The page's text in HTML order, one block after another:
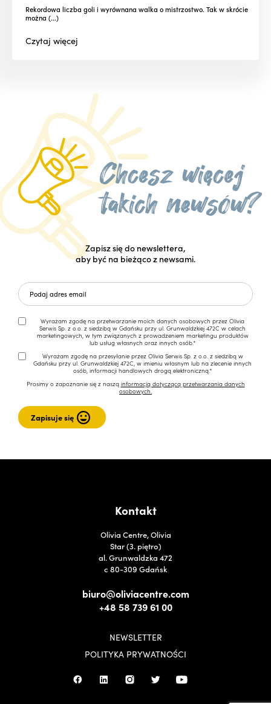
Rekordowa liczba goli i wyrównana walka o mistrzostwo. Tak w skrócie
można (...)
Czytajwięcej
Zapisz się do newslettera,
aby być na bieżąco z newsami.
Wyrażam zgodę na przetwarzanie moich danych osobowych przez Olivia
Serwis Sp. z o.o. z siedzibą w Gdańsku przy ul. Grunwaldzkiej 472C w celach
marketingowych, w tym związanych z prowadzeniem marketingu produktów
lub usług własnych oraz innych osób.*
Wyrażam zgodę na przesyłanie przez Olivia Serwis Sp. z o.o. z siedzibą w
Gdańsku przy ul. Grunwaldzkiej 472C, w imieniu własnym lub na zlecenie innych
osób, informacji handlowych drogą elektroniczną.*
Prosimy o zapoznanie się z naszą informacją dotyczącą przetwarzania danych
osobowych.
Kontakt
Olivia Centre, Olivia
Star (3. piętro)
al. Grunwaldzka 472
c 80-309 Gdańsk
biuro@oliviacentre.com
+48 58 739 61 00
NEWSLETTER
POLITYKA PRYWATNOŚCI